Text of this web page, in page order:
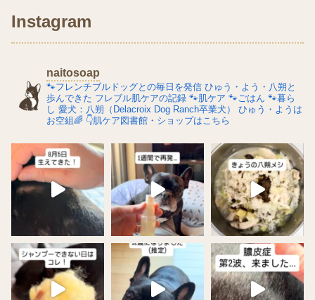
Instagram
naitosoap
🐾フレンチブルドッグとの毎日を発信 ひゅう・よう・八朔と
歩んできた フレブル肌ケアの記録 🐾肌ケア 🐾ごはん 🐾暮ら
し 愛犬：八朔（Delacroix Dog Ranch卒業犬）
ひゅう・ようは
お空組🌈 👇肌ケア図書館・ショップはこちら